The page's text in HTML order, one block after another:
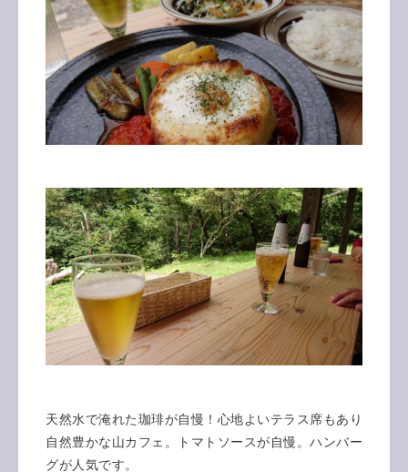
天然水で淹れた珈琲が自慢！心地よいテラス席もあり
自然豊かな山カフェ。トマトソースが自慢。ハンバー
グが人気です。